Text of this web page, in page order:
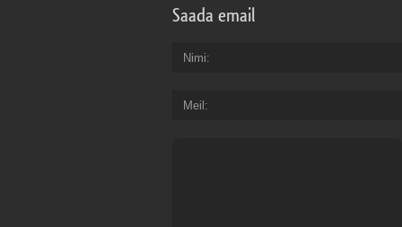
Saada email
Nimi
Meil